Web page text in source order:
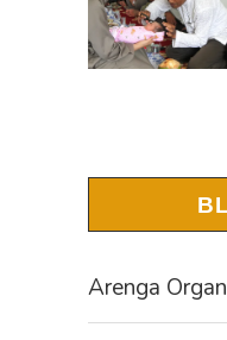
Arenga